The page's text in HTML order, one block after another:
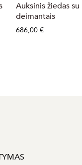
Auksinis žiedas
deimantais
686,00 €